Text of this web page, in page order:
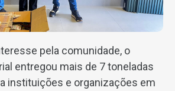
pela comunidade, o
entregou mais de 7 toneladas
instituições e organizações em